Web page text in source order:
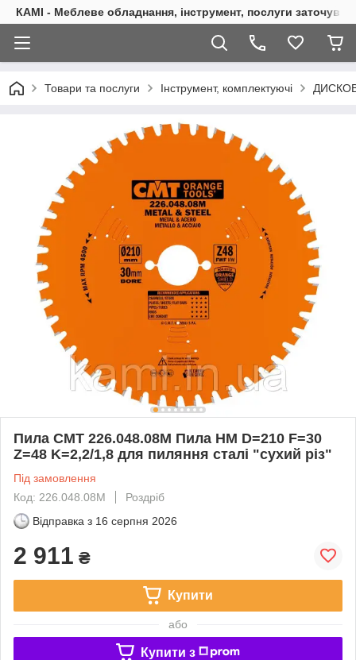
КАМІ - Меблеве обладнання, інструмент, послуги
Товари та послуги Інструмент, комплектуючі
Пила CMT 226.048.08M Пила HM D=210 F=30
Z=48 K=2,2/1,8 для пиляння сталі "сухий різ"
Під замовлення
Код: 226.048.08M
Роздріб
Відправка з 16 серпня 2026
2 911 ₴
Купити
або
Купити з